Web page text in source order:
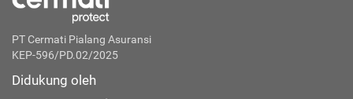
PT Cermati Pialang Asuransi
KEP-596/PD.02/2025
Didukung oleh